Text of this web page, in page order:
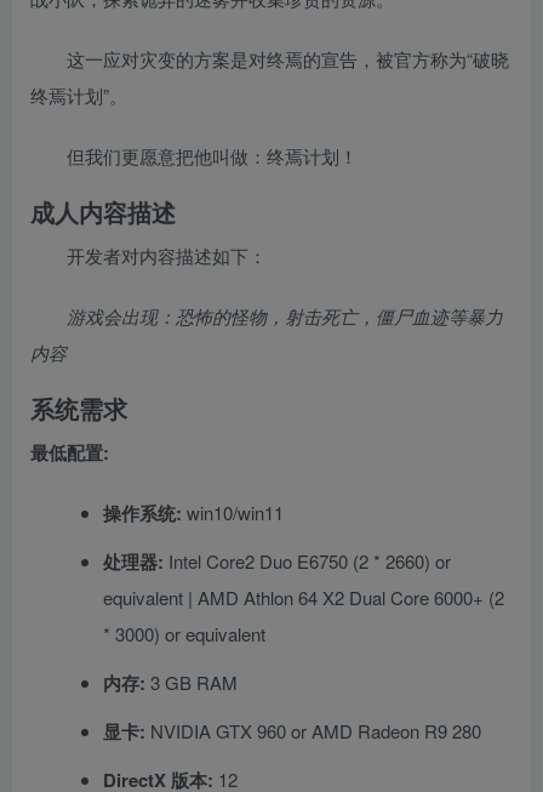
这一应对灾变的方案是对终焉的宣告，被官方称为“破晓
终焉计划”。
但我们更愿意把他叫做：终焉计划！
成人内容描述
开发者对内容描述如下：
游戏会出现：恐怖的怪物，射击死亡，僵尸血迹等暴力
内容
系统需求
最低配置:
操作系统: win10/win11
处理器: Intel Core2 Duo E6750 (2 * 2660) or
equivalent | AMD Athlon 64 X2 Dual Core 6000+ (2
* 3000) or equivalent
内存: 3 GB RAM
显卡: NVIDIA GTX 960 or AMD Radeon R9 280
DirectX 版本: 12